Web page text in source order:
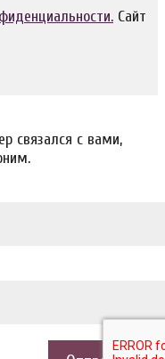
Сайт
связался с вами,